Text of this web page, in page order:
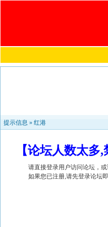
提示信息 » 红港
【论坛人数太
请直接登录用户访问论坛，
如果您已注册,请先登录论坛